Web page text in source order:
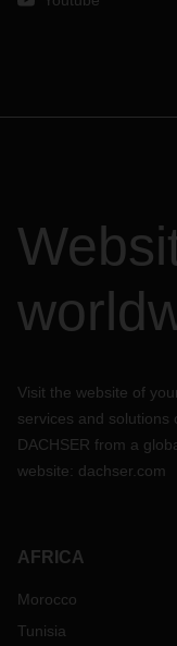
Visit the website of
services and solutions
DACHSER from a
website: dachser.com
AFRICA
Morocco
Tunisia